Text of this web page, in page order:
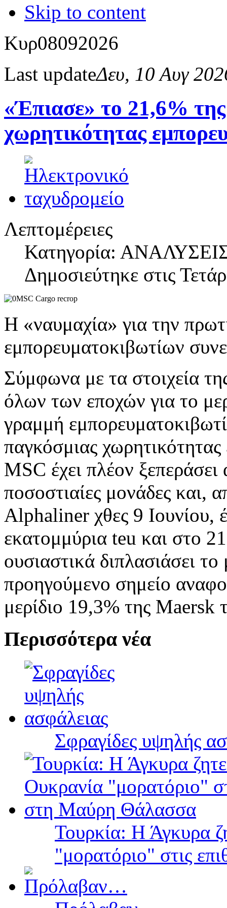
Skip to content
Κυρ08092026
Last updateΔευ, 10 Αυγ
«Έπιασε» το 21,6%
χωρητικότητας
Λεπτομέρειες
Κατηγορία:
Δημοσιεύτηκε στις
Η «ναυμαχία» για την
εμπορευματοκιβωτίων
Σύμφωνα με τα στοιχεία
όλων των εποχών για το
γραμμή
παγκόσμιας
MSC έχει πλέον
ποσοστιαίες μονάδες και,
Alphaliner χθες 9 Ιουνίου,
εκατομμύρια teu και στο
ουσιαστικά διπλασιάσει
προηγούμενο σημείο
μερίδιο 19,3% της Maersk
Περισσότερα νέα
Σφραγίδες υψηλής
Τουρκία: Η Άγκυρα
"μορατόριο" στις